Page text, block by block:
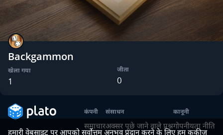
Backgammon
खेला गया
1
जीता
0
कंपनी
समाचार
संसाधन
अक्सर पूछे जाने वाले प्रश्न
कानूनी
गोपनीयता नीति
हमारी वेबसाइट पर आपको सर्वोत्तम अनुभव प्रदान करने के लिए हम कुकीज़